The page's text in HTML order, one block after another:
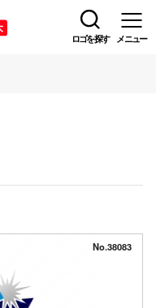
ロゴを探す メニュー
No.38083